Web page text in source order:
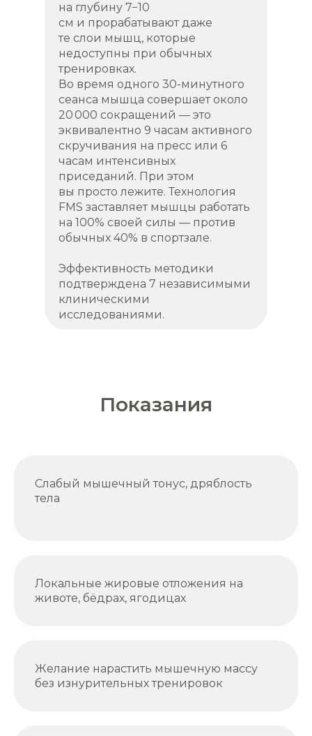
на глубину 7−10
см и прорабатывают даже
те слои мышц, которые
недоступны при обычных
тренировках.
Во время одного 30-минутного
сеанса мышца совершает около
20 000 сокращений — это
эквивалентно 9 часам активного
скручивания на пресс или 6
часам интенсивных
приседаний. При этом
вы просто лежите. Технология
FMS заставляет мышцы работать
на 100% своей силы — против
обычных 40% в спортзале.
Эффективность методики
подтверждена 7 независимыми
клиническими
исследованиями.
Показания
Слабый мышечный тонус, дряблость
тела
Локальные жировые отложения на
животе, бёдрах, ягодицах
Желание нарастить мышечную массу
без изнурительных тренировок